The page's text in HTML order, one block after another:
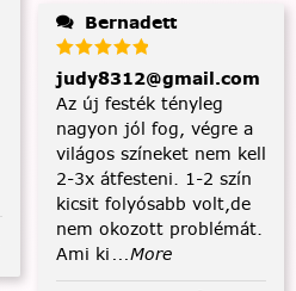
Bernadett
judy8312@gmail.com
Az új festék tényleg
nagyon jól fog, végre a
világos színeket nem kell
2-3x átfesteni. 1-2 szín
kicsit folyósabb volt,de
nem okozott problémát.
Ami ki ...More